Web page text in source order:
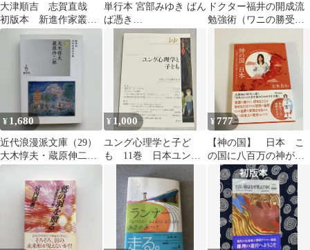
大津順吉 志賀直哉
初版本 新進作家叢
書 新潮社
単行本 宮部みゆき ばん
ば憑き
ISBN9784068741750
1700円
ドクター福井の開成流
勉強術（ワニの勝受験
¥ 1,680
近代浪漫派文庫（29）
大木惇夫・蔵原伸二
郎 ※初版
¥ 1,000
ユング心理学と子ど
も 11巻 日本ユング
心理学研究
¥777
【神の国】 日本 こ
の国に八百万の神が暮
らす本当のワケ 並木
良和